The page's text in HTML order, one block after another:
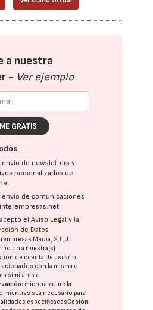
a nuestra
- Ver ejemplo
GRATIS
envío de newsletters y
personalizados de
envío de comunicaciones
elAviso Legal y la
de Datos
Media, S.L.U.
a nuestra(s)
de cuenta de usuario.
con la misma o
similares o
mientras dure la
mientras sea necesario para
especificadasCesión: